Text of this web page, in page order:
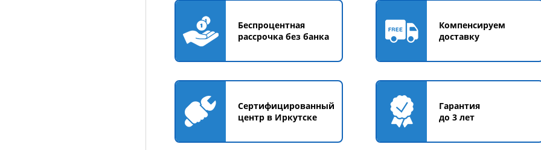
Беспроцентная
рассрочка без банка
Компенсируем
доставку
Сертифицированный
центр в Иркутске
Гарантия
до 3 лет